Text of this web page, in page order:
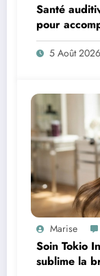
Santé
pour
chez les
5 Août 2026
Marise
Soin Tokio
sublime la